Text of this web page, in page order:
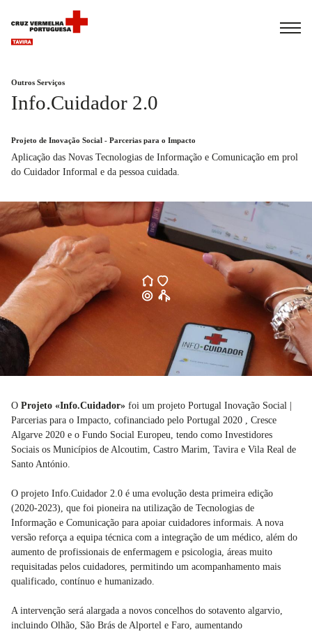
Outros Serviços
Info.Cuidador 2.0
Projeto de Inovação Social - Parcerias para o Impacto
Aplicação das Novas Tecnologias de Informação e Comunicação em prol
do Cuidador Informal e da pessoa cuidada.
O Projeto «Info.Cuidador» foi um projeto Portugal Inovação Social |
Parcerias para o Impacto, cofinanciado pelo Portugal 2020 , Cresce
Algarve 2020 e o Fundo Social Europeu, tendo como Investidores
Sociais os Municípios de Alcoutim, Castro Marim, Tavira e Vila Real de
Santo António.
O projeto Info.Cuidador 2.0 é uma evolução desta primeira edição
(2020-2023), que foi pioneira na utilização de Tecnologias de
Informação e Comunicação para apoiar cuidadores informais. A nova
versão reforça a equipa técnica com a integração de um médico, além do
aumento de profissionais de enfermagem e psicologia, áreas muito
requisitadas pelos cuidadores, permitindo um acompanhamento mais
qualificado, contínuo e humanizado.
A intervenção será alargada a novos concelhos do sotavento algarvio,
incluindo Olhão, São Brás de Alportel e Faro, aumentando